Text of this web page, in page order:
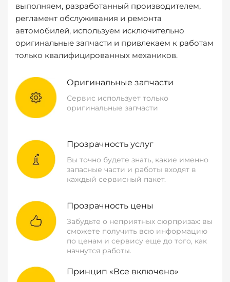
выполняем, разработанный производителем,
регламент обслуживания и ремонта
автомобилей, используем исключительно
оригинальные запчасти и привлекаем к работам
только квалифицированных механиков.
Оригинальные запчасти
Сервис использует только
оригинальные запчасти
Прозрачность услуг
Вы точно будете знать, какие именно
запасные части и работы входят в
каждый сервисный пакет.
Прозрачность цены
Забудьте о неприятных сюрпризах: вы
сможете получить всю информацию
по ценам и сервису еще до того, как
начнутся работы.
Принцип «Все включено»